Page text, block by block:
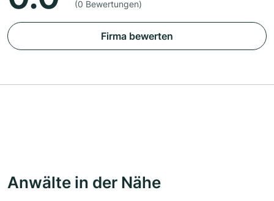
(0 Bewertungen)
Firma bewerten
Anwälte in der Nähe